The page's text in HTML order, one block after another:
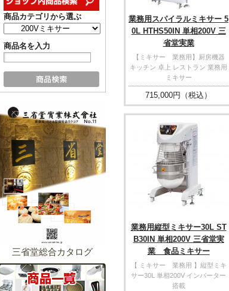
業務用スパイラルミキサー 5
0L HTHS50IN 単相200V 三
省堂実業
【ミキサー 業務用】厨房機器
キッチン 卓上 レストラン 業務用
ミキサー
715,000円（税込）
業務用縦型ミキサー30L ST
B30IN 単相200V 三省堂実
業 食品ミキサー
【 ミキサー 業務用 】縦型ミキ
サー30L 単相200V インバーター
搭載
商品カテゴリから選ぶ
商品名を入力
三省堂総合カタログ